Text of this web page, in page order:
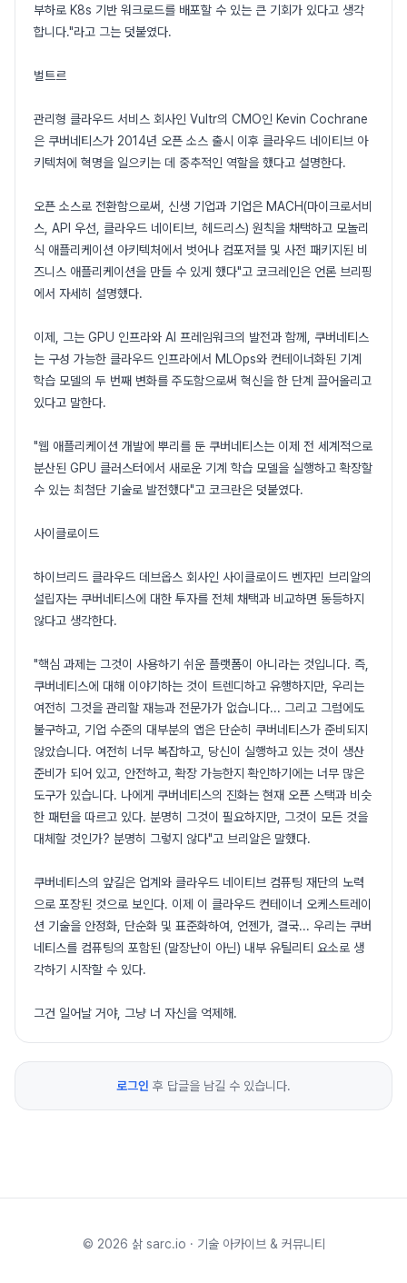
부하로 K8s 기반 워크로드를 배포할 수 있는 큰 기회가 있다고 생각
합니다."라고 그는 덧붙였다.
벌트르
관리형 클라우드 서비스 회사인 Vultr의 CMO인 Kevin Cochrane
은 쿠버네티스가 2014년 오픈 소스 출시 이후 클라우드 네이티브 아
키텍처에 혁명을 일으키는 데 중추적인 역할을 했다고 설명한다.
오픈 소스로 전환함으로써, 신생 기업과 기업은 MACH(마이크로서비
스, API 우선, 클라우드 네이티브, 헤드리스) 원칙을 채택하고 모놀리
식 애플리케이션 아키텍처에서 벗어나 컴포저블 및 사전 패키지된 비
즈니스 애플리케이션을 만들 수 있게 했다"고 코크레인은 언론 브리핑
에서 자세히 설명했다.
이제, 그는 GPU 인프라와 AI 프레임워크의 발전과 함께, 쿠버네티스
는 구성 가능한 클라우드 인프라에서 MLOps와 컨테이너화된 기계
학습 모델의 두 번째 변화를 주도함으로써 혁신을 한 단계 끌어올리고
있다고 말한다.
"웹 애플리케이션 개발에 뿌리를 둔 쿠버네티스는 이제 전 세계적으로
분산된 GPU 클러스터에서 새로운 기계 학습 모델을 실행하고 확장할
수 있는 최첨단 기술로 발전했다"고 코크란은 덧붙였다.
사이클로이드
하이브리드 클라우드 데브옵스 회사인 사이클로이드 벤자민 브리알의
설립자는 쿠버네티스에 대한 투자를 전체 채택과 비교하면 동등하지
않다고 생각한다.
"핵심 과제는 그것이 사용하기 쉬운 플랫폼이 아니라는 것입니다. 즉,
쿠버네티스에 대해 이야기하는 것이 트렌디하고 유행하지만, 우리는
여전히 그것을 관리할 재능과 전문가가 없습니다... 그리고 그럼에도
불구하고, 기업 수준의 대부분의 앱은 단순히 쿠버네티스가 준비되지
않았습니다. 여전히 너무 복잡하고, 당신이 실행하고 있는 것이 생산
준비가 되어 있고, 안전하고, 확장 가능한지 확인하기에는 너무 많은
도구가 있습니다. 나에게 쿠버네티스의 진화는 현재 오픈 스택과 비슷
한 패턴을 따르고 있다. 분명히 그것이 필요하지만, 그것이 모든 것을
대체할 것인가? 분명히 그렇지 않다"고 브리알은 말했다.
쿠버네티스의 앞길은 업계와 클라우드 네이티브 컴퓨팅 재단의 노력
으로 포장된 것으로 보인다. 이제 이 클라우드 컨테이너 오케스트레이
션 기술을 안정화, 단순화 및 표준화하여, 언젠가, 결국... 우리는 쿠버
네티스를 컴퓨팅의 포함된 (말장난이 아닌) 내부 유틸리티 요소로 생
각하기 시작할 수 있다.
그건 일어날 거야, 그냥 너 자신을 억제해.
로그인 후 답글을 남길 수 있습니다.
© 2026 삵 sarc.io · 기술 아카이브 & 커뮤니티